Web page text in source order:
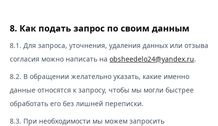
8. Как подать запрос по своим данным
8.1. Для запроса, уточнения, удаления данных или отзыва
согласия можно написать на obsheedelo24@yandex.ru.
8.2. В обращении желательно указать, какие именно
данные относятся к запросу, чтобы мы могли быстрее
обработать его без лишней переписки.
8.3. При необходимости мы можем запросить